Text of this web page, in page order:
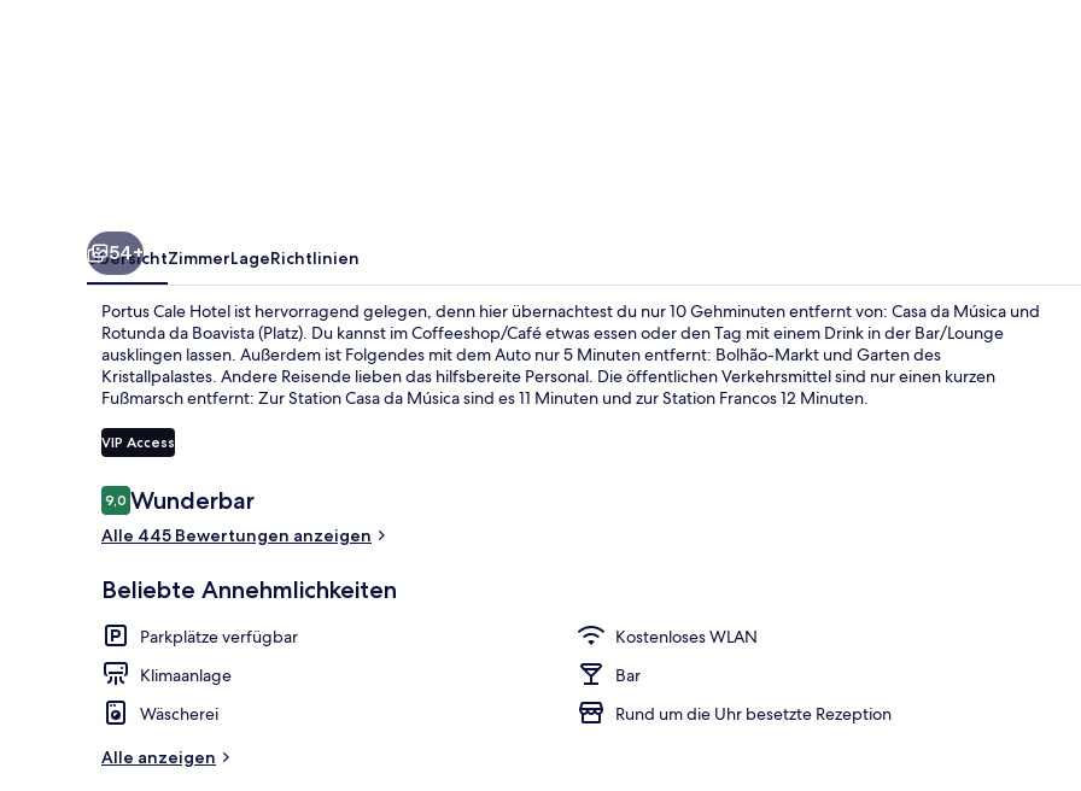
Lobby-
54+
ÜbersichtZimmerLageRichtlinien
Portus Cale Hotel ist hervorragend gelegen, denn hier übernachtest du nur 10 Gehminuten entfernt von: Casa da Música und
Rotunda da Boavista (Platz). Du kannst im Coffeeshop/Café etwas essen oder den Tag mit einem Drink in der Bar/Lounge
ausklingen lassen. Außerdem ist Folgendes mit dem Auto nur 5 Minuten entfernt: Bolhão-Markt und Garten des
Kristallpalastes. Andere Reisende lieben das hilfsbereite Personal. Die öffentlichen Verkehrsmittel sind nur einen kurzen
Fußmarsch entfernt: Zur Station Casa da Música sind es 11 Minuten und zur Station Francos 12 Minuten.
VIP Access
Bewertungen
9,09,0 von 10.
Wunderbar
Alle 445 Bewertungen anzeigen
Beliebte Annehmlichkeiten
Parkplätze verfügbar
Kostenloses WLAN
Klimaanlage
Bar
Wäscherei
Rund um die Uhr besetzte Rezeption
Alle anzeigen